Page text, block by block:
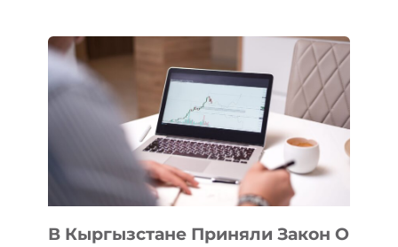
FINANCE
&
TECHNOLOGY
FORUM
В Кыргызстане Приняли Закон О